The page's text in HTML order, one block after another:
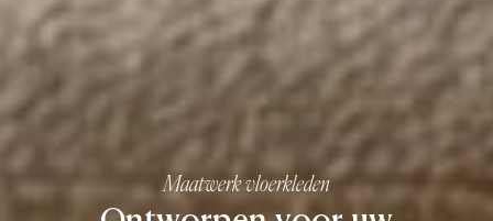
Maatwerk vloerkleden